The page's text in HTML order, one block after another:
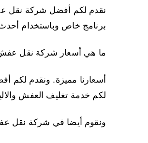
نقدم لكم أفضل شركة نقل
برنامج خاص وباستخدام
ما هي أسعار شركة نقل
أسعارنا مميزة. ونقدم
لكم خدمة تغليف العفش
ونقوم أيضا في شركة نقل